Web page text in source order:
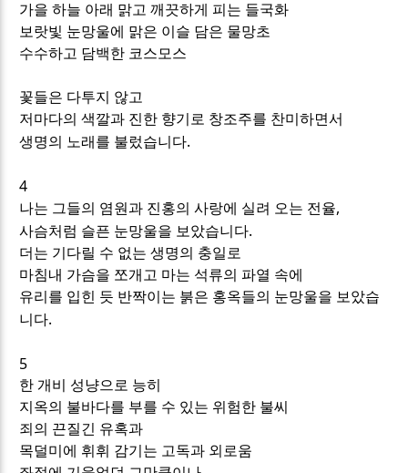
가을 하늘 아래 맑고 깨끗하게 피는 들국화
보랏빛 눈망울에 맑은 이슬 담은 물망초
수수하고 담백한 코스모스
꽃들은 다투지 않고
저마다의 색깔과 진한 향기로 창조주를 찬미하면서
생명의 노래를 불렀습니다.
4
나는 그들의 염원과 진홍의 사랑에 실려 오는 전율,
사슴처럼 슬픈 눈망울을 보았습니다.
더는 기다릴 수 없는 생명의 충일로
마침내 가슴을 쪼개고 마는 석류의 파열 속에
유리를 입힌 듯 반짝이는 붉은 홍옥들의 눈망울을 보았습
니다.
5
한 개비 성냥으로 능히
지옥의 불바다를 부를 수 있는 위험한 불씨
죄의 끈질긴 유혹과
목덜미에 휘휘 감기는 고독과 외로움